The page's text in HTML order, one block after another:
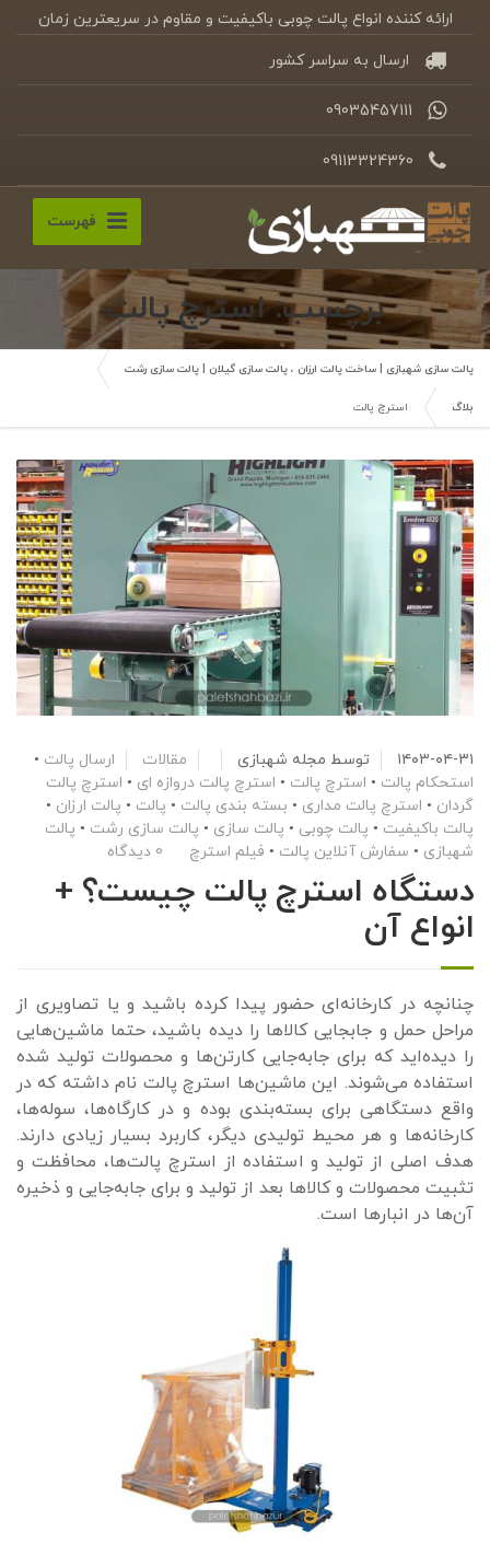
ارائه کننده انواع پالت چوبی باکیفیت و مقاوم در سریعترین زمان
ارسال به سراسر کشور
09035457111
09113324360
فهرست
برچسب: استرچ پالت
پالت سازی شهبازی | ساخت پالت ارزان ، پالت سازی گیلان | پالت سازی رشت
بلاگ استرچ پالت
۱۴۰۳-۰۴-۳۱ توسط مجله شهبازی مقالات ارسال پالت •
استحکام پالت • استرچ پالت • استرچ پالت دروازه ای • استرچ پالت
گردان • استرچ پالت مداری • بسته بندی پالت • پالت • پالت ارزان •
پالت باکیفیت • پالت چوبی • پالت سازی • پالت سازی رشت • پالت
شهبازی • سفارش آنلاین پالت • فیلم استرچ 0 دیدگاه
دستگاه استرچ پالت چیست؟ +
انواع آن
چنانچه در کارخانه‌ای حضور پیدا کرده باشید و یا تصاویری از
مراحل حمل و جابجایی کالاها را دیده باشید، حتما ماشین‌هایی
را دیده‌اید که برای جابه‌جایی کارتن‌ها و محصولات تولید شده
استفاده می‌شوند. این ماشین‌ها استرچ پالت نام داشته که در
واقع دستگاهی برای بسته‌بندی بوده و در کارگاه‌ها، سوله‌ها،‌
کارخانه‌ها و هر محیط تولیدی دیگر، کاربرد بسیار زیادی دارند.
هدف اصلی از تولید و استفاده از استرچ پالت‌ها، محافظت و
تثبیت محصولات و کالاها بعد از تولید و برای جابه‌جایی و ذخیره
آن‌ها در انبارها است.